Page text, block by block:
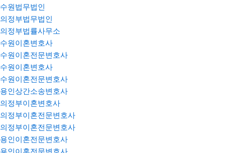
수원법무법인
의정부법무법인
의정부법률사무소
수원이혼변호사
수원이혼전문변호사
수원이혼변호사
수원이혼전문변호사
용인상간소송변호사
의정부이혼변호사
의정부이혼전문변호사
의정부이혼전문변호사
용인이혼전문변호사